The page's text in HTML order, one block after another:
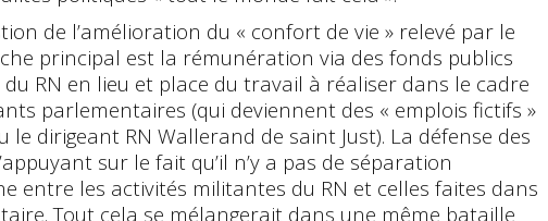
de l’amélioration du « confort de vie » relevé par le
principal est la rémunération via des fonds publics
du RN en lieu et place du travail à réaliser dans le cadre
parlementaires (qui deviennent des « emplois fictifs »
le dirigeant RN Wallerand de saint Just). La défense des
sur le fait qu’il n’y a pas de séparation
entre les activités militantes du RN et celles faites dans
Tout cela se mélangerait dans une même bataille